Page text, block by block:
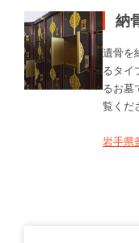
納
遺骨を
るタイ
るお墓
覧くだ
岩手県